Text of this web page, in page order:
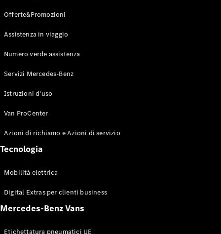
Tutti i eVito
eVito
Furgone
Tourer
Configuratore
Benz Store.
Autovetture
Configuratore
Store.
Offerte&Promozioni
Assistenza in viaggio
Numero verde assistenza
Servizi Mercedes-Benz
Istruzioni d'uso
Van ProCenter
Azioni di richiamo e Azioni di servizio
Tecnologia
Mobilità elettrica
Digital Extras per clienti business
Mercedes-Benz Vans
Etichettatura pneumatici UE